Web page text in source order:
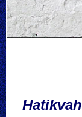
Hatikvah